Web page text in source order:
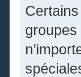
groupes